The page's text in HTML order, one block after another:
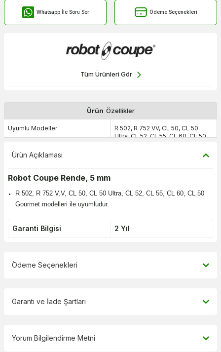
Whatsapp İle Soru Sor Ödeme Seçenekleri
Tüm Ürünleri Gör
Ürün Özellikler
Uyumlu Modeller
R 502, R 752 VV, CL 50, CL 50
Ultra, CL 52, CL 55, CL 60, CL 50
Ürün Açıklaması
Robot Coupe Rende, 5 mm
R 502, R 752 V.V, CL 50, CL 50 Ultra, CL 52, CL 55, CL 60, CL 50
Gourmet modelleri ile uyumludur.
Garanti Bilgisi 2 Yıl
Ödeme Seçenekleri
Garanti ve İade Şartları
Yorum Bilgilendirme Metni